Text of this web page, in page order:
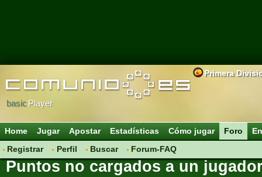
Primera
basicPlayer
Home Jugar Apostar Estadísticas Cómo jugar
Foro
Registrar
Perfil Buscar Forum-FAQ
Puntos no cargados a un